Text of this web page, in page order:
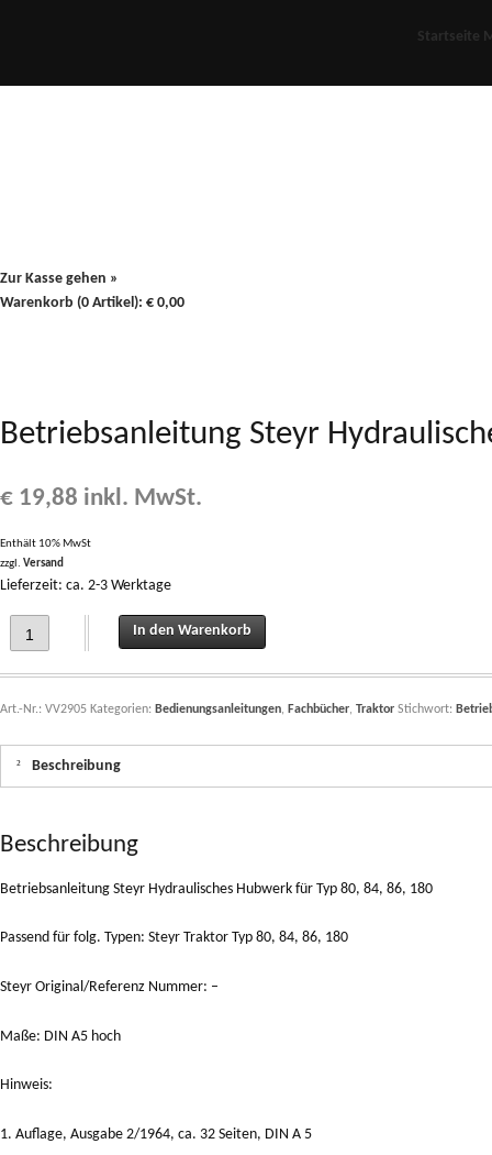
Startseite
Zur Kasse gehen »
Warenkorb (0 Artikel): € 0,00
Betriebsanleitung Steyr
€ 19,88 inkl. MwSt.
Enthält 10% MwSt
zzgl. Versand
Lieferzeit: ca. 2-3 Werktage
Betriebsanleitung Steyr Hydraulisches Hubwerk für Typ 80, 84, 86, 180 quantity
In den Warenkorb
Art.-Nr.: VV2905 Kategorien: Bedienungsanleitungen, Fachbücher, Traktor Stichwort:
Beschreibung
Beschreibung
Betriebsanleitung Steyr Hydraulisches Hubwerk für Typ 80, 84, 86, 180
Passend für folg. Typen: Steyr Traktor Typ 80, 84, 86, 180
Steyr Original/Referenz Nummer: –
Maße: DIN A5 hoch
Hinweis:
1. Auflage, Ausgabe 2/1964, ca. 32 Seiten, DIN A 5